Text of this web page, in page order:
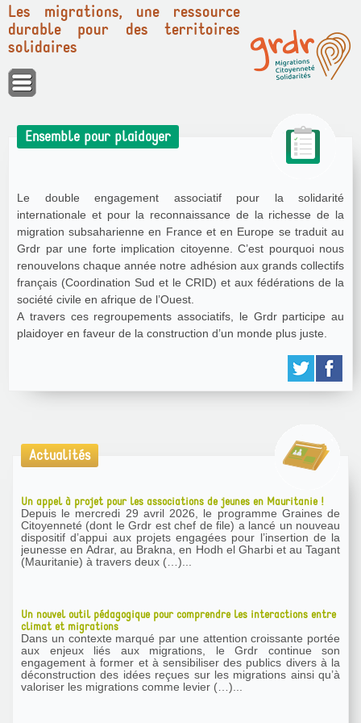
Panneau de gestion des cookies
Les migrations, une ressource
durable pour des territoires
solidaires
Ensemble pour plaidoyer
Le double engagement associatif pour la solidarité
internationale et pour la reconnaissance de la richesse de la
migration subsaharienne en France et en Europe se traduit au
Grdr par une forte implication citoyenne. C’est pourquoi nous
renouvelons chaque année notre adhésion aux grands collectifs
français (Coordination Sud et le CRID) et aux fédérations de la
société civile en afrique de l’Ouest.
A travers ces regroupements associatifs, le Grdr participe au
plaidoyer en faveur de la construction d’un monde plus juste.
Actualités
Un appel à projet pour les associations de jeunes en Mauritanie !
Depuis le mercredi 29 avril 2026, le programme Graines de
Citoyenneté (dont le Grdr est chef de file) a lancé un nouveau
dispositif d’appui aux projets engagées pour l’insertion de la
jeunesse en Adrar, au Brakna, en Hodh el Gharbi et au Tagant
(Mauritanie) à travers deux (…)...
Un nouvel outil pédagogique pour comprendre les interactions entre
climat et migrations
Dans un contexte marqué par une attention croissante portée
aux enjeux liés aux migrations, le Grdr continue son
engagement à former et à sensibiliser des publics divers à la
déconstruction des idées reçues sur les migrations ainsi qu’à
valoriser les migrations comme levier (…)...